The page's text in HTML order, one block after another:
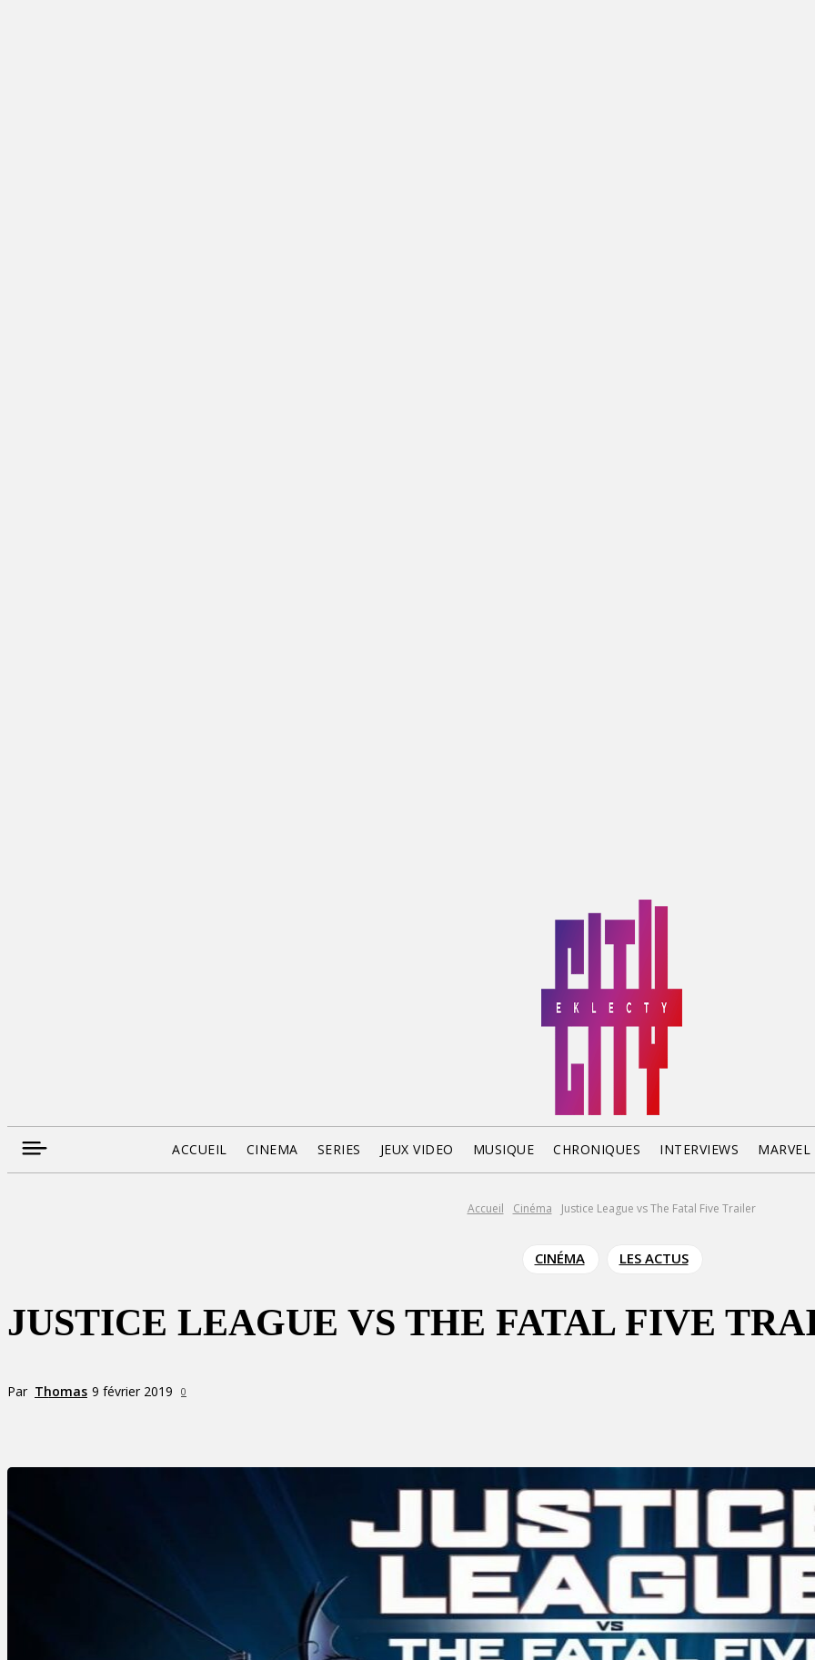
ACCUEIL CINEMA SERIES JEUX VIDEO MUSIQUE CHRONIQUES INTERVIEWS
Accueil Cinéma Justice League vs The Fatal Five Trailer
CINÉMA LES ACTUS
JUSTICE LEAGUE VS THE FATAL FIVE
Par Thomas 9 février 2019 0